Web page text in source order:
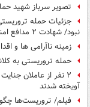
تصویر سرباز شهید
جزئیات حمله
نبود/ شهادت ۲ مدافع امنیت+ فیلم
زمینه ناآرامی ها و
حمله تروریستی به کلانتری۱۶
۲ نفر از عاملان
آویخته شدند
فیلم/ تروریست‌ها چگونه به کلانتری